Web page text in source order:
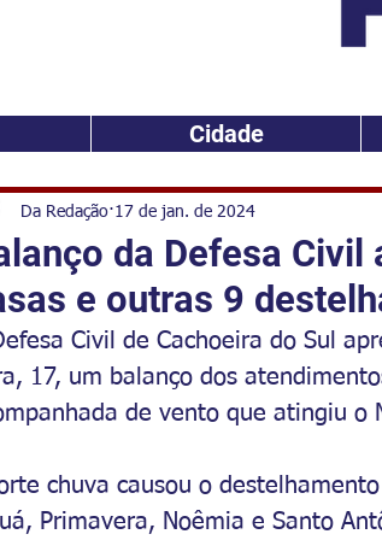
Cidade
da Defesa
e outras 9
Da Redação 17 de jan. de 2024
Civil de Cachoeira do Sul
17, um balanço dos
de vento que atingiu o
chuva causou o destelhamento
Primavera, Noêmia e Santo